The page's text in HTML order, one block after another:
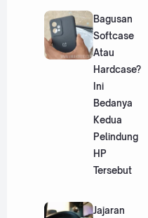
Bagusan
Softcase
Atau
Hardcase?
Ini
Bedanya
Kedua
Pelindung
HP
Tersebut
Jajaran